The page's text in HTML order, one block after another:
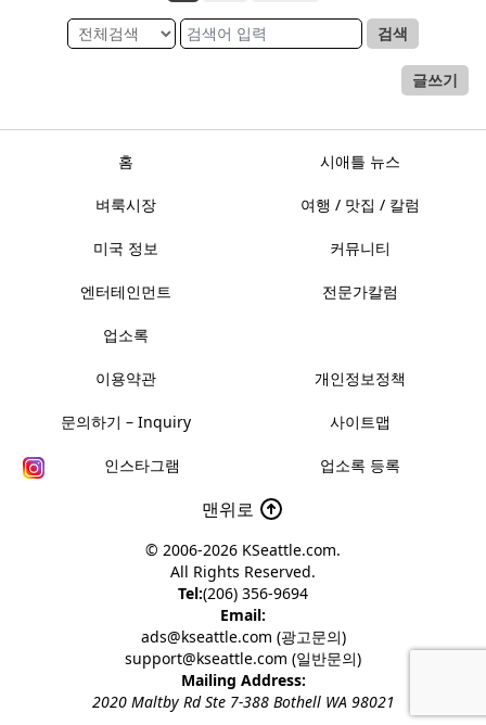
검색
글쓰기
홈 시애틀 뉴스
벼룩시장 여행 / 맛집 / 칼럼
미국 정보 커뮤니티
엔터테인먼트 전문가칼럼
업소록
이용약관 개인정보정책
문의하기 – Inquiry 사이트맵
인스타그램 업소록 등록
맨위로
© 2006-2026 KSeattle.com.
All Rights Reserved.
Tel:(206) 356-9694
Email:
ads@kseattle.com (광고문의)
support@kseattle.com (일반문의)
Mailing Address:
2020 Maltby Rd Ste 7-388 Bothell WA 98021